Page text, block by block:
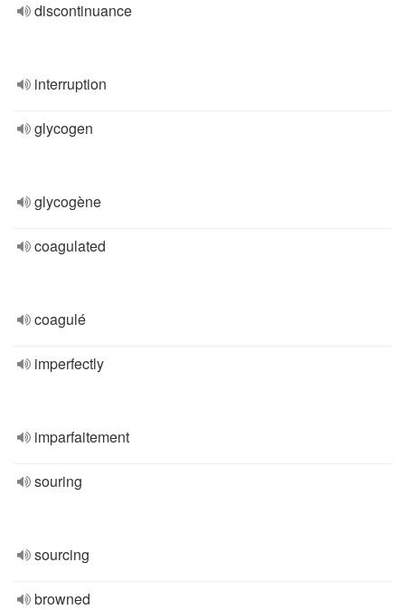
discontinuance
interruption
glycogen
glycogène
coagulated
coagulé
imperfectly
imparfaitement
souring
sourcing
browned